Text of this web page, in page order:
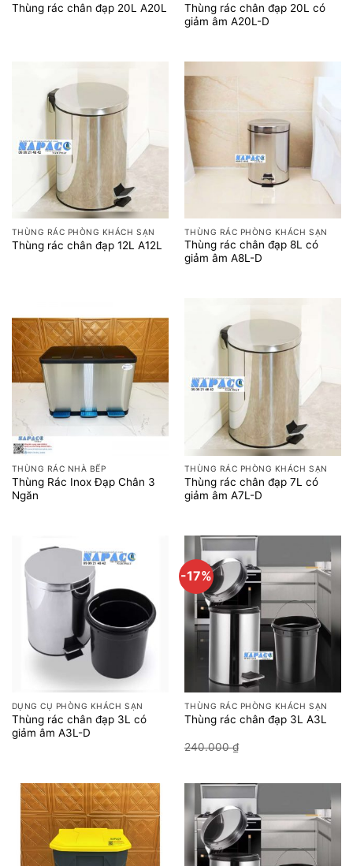
Thùng rác chân đạp 20L A20L
Thùng rác chân đạp 20L có
giảm âm A20L-D
THÙNG RÁC PHÒNG KHÁCH SẠN
Thùng rác chân đạp 12L A12L
THÙNG RÁC PHÒNG KHÁCH SẠN
Thùng rác chân đạp 8L có
giảm âm A8L-D
THÙNG RÁC NHÀ BẾP
Thùng Rác Inox Đạp Chân 3
Ngăn
THÙNG RÁC PHÒNG KHÁCH SẠN
Thùng rác chân đạp 7L có
giảm âm A7L-D
DỤNG CỤ PHÒNG KHÁCH SẠN
Thùng rác chân đạp 3L có
giảm âm A3L-D
-17%
THÙNG RÁC PHÒNG KHÁCH SẠN
Thùng rác chân đạp 3L A3L
240.000₫
200.000